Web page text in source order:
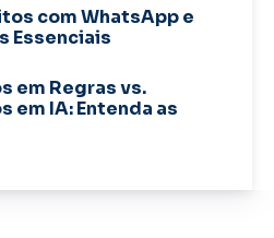
com WhatsApp e
Essenciais
em Regras vs.
em IA: Entenda as